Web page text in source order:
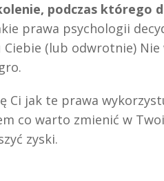
podczas którego
prawa psychologii
(lub odwrotnie) Nie
Ci jak te prawa
co warto zmienić w
zyski.